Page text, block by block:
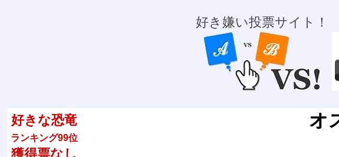
好き嫌い投票サイト！
好きな恐竜
ランキング99位
獲得票なし
オ